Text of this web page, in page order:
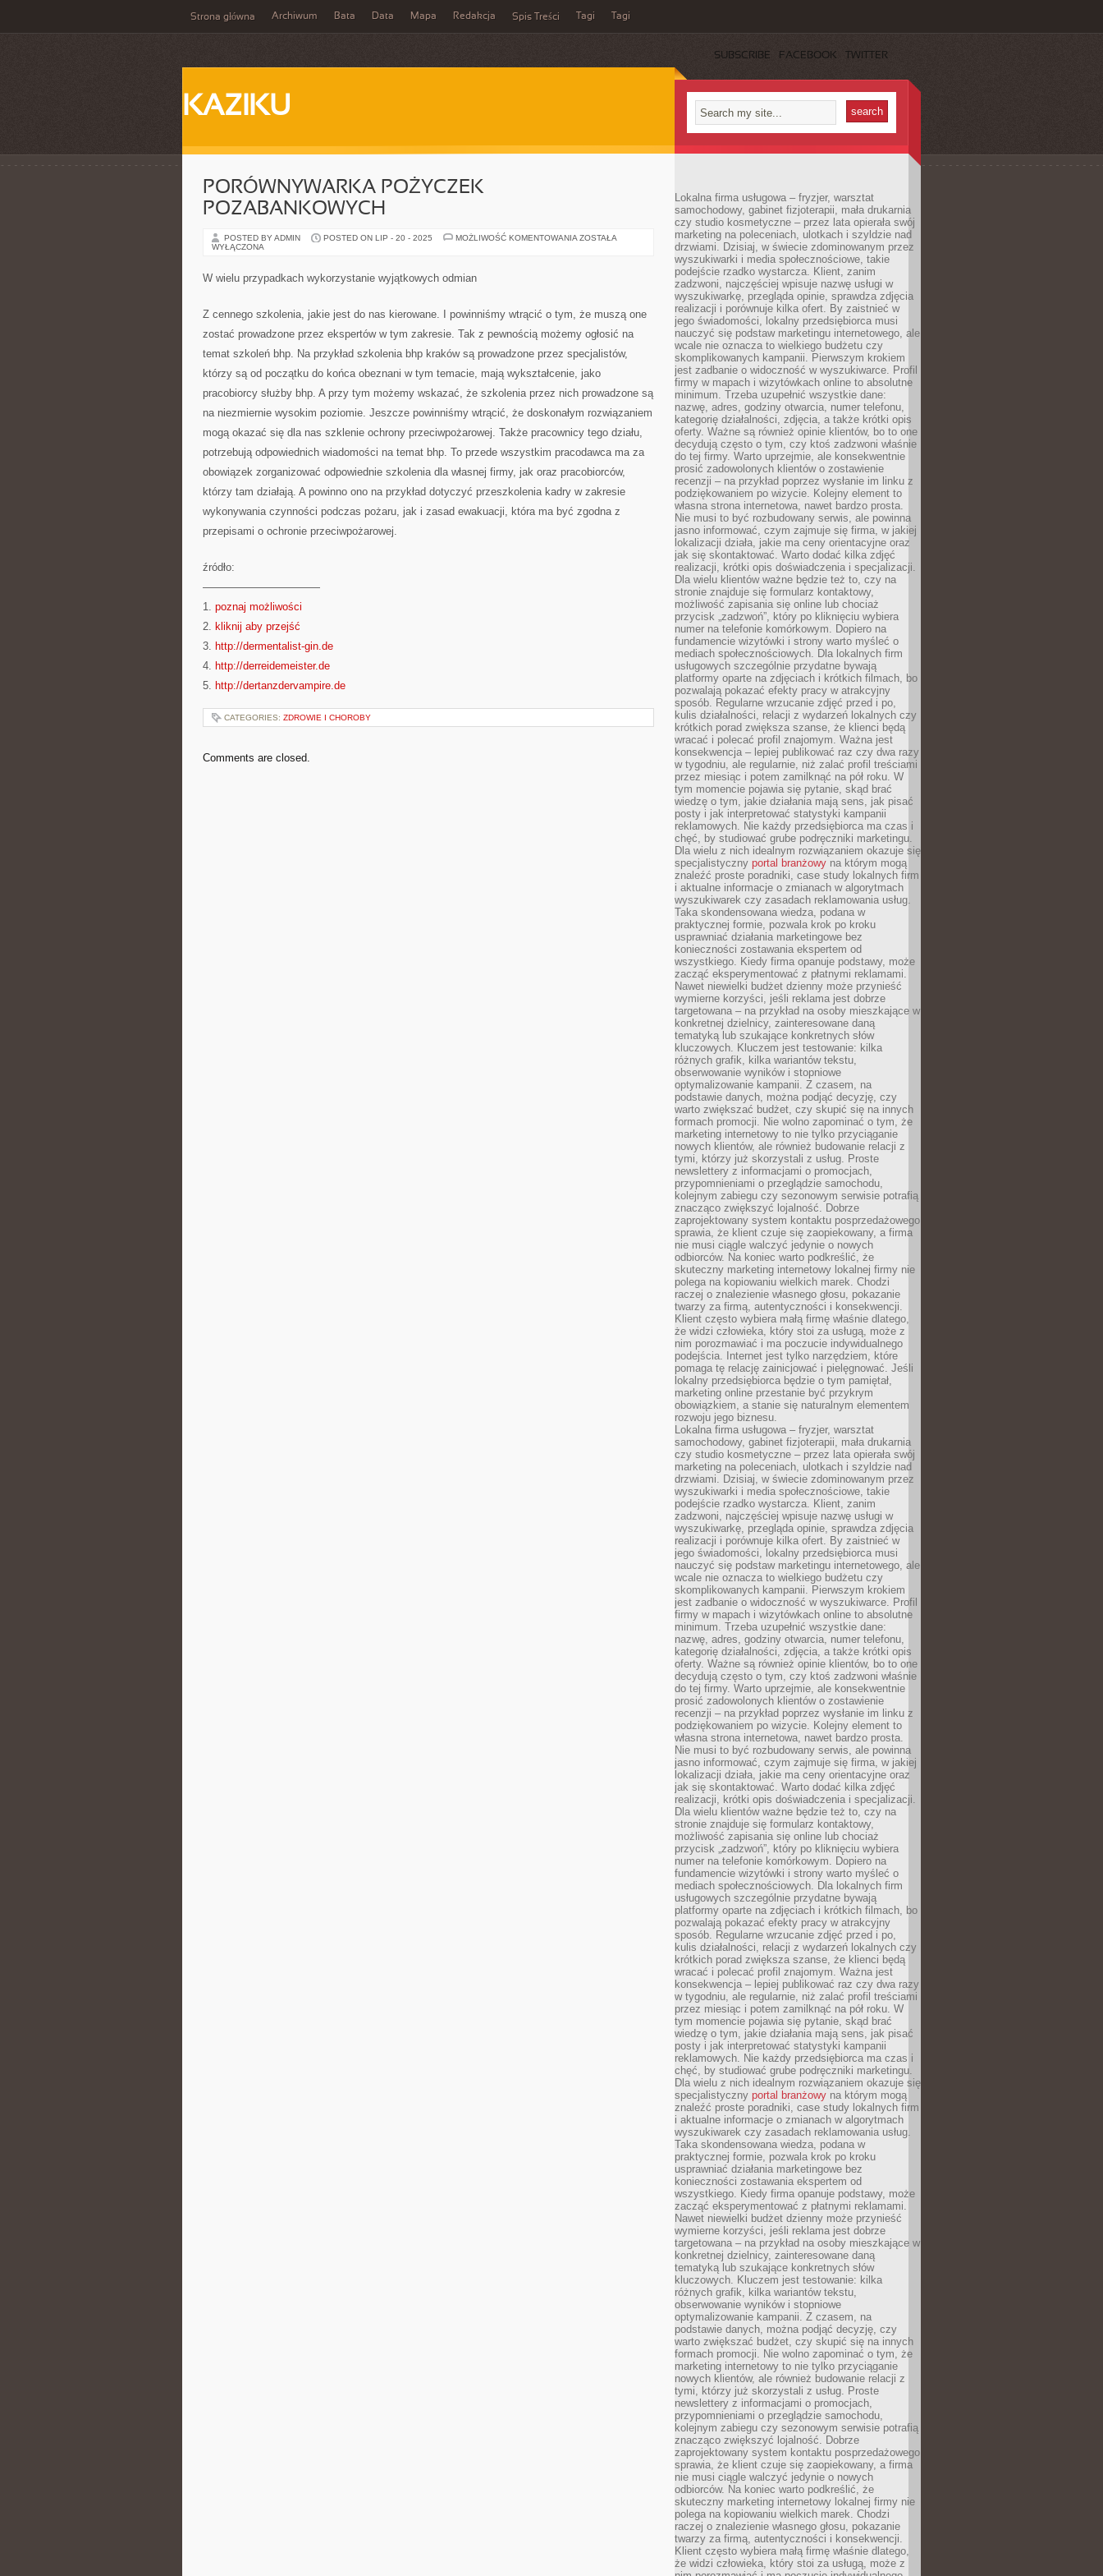
Strona główna Archiwum Bata Data Mapa Redakcja Spis Treści Tagi Tagi
SUBSCRIBE FACEBOOK TWITTER
KAZIKU
PORÓWNYWARKA POŻYCZEK
POZABANKOWYCH
POSTED BY ADMIN POSTED ON LIP - 20 - 2025 MOŻLIWOŚĆ KOMENTOWANIA PORÓWNYWARKA
ZOSTAŁA
WYŁĄCZONA
W wielu przypadkach wykorzystanie wyjątkowych odmian
Z cennego szkolenia, jakie jest do nas kierowane. I powinniśmy wtrącić o tym, że muszą one
zostać prowadzone przez ekspertów w tym zakresie. Tak z pewnością możemy ogłosić na
temat szkoleń bhp. Na przykład szkolenia bhp kraków są prowadzone przez specjalistów,
którzy są od początku do końca obeznani w tym temacie, mają wykształcenie, jako
pracobiorcy służby bhp. A przy tym możemy wskazać, że szkolenia przez nich prowadzone są
na niezmiernie wysokim poziomie. Jeszcze powinniśmy wtrącić, że doskonałym rozwiązaniem
mogą okazać się dla nas szklenie ochrony przeciwpożarowej. Także pracownicy tego działu,
potrzebują odpowiednich wiadomości na temat bhp. To przede wszystkim pracodawca ma za
obowiązek zorganizować odpowiednie szkolenia dla własnej firmy, jak oraz pracobiorców,
którzy tam działają. A powinno ono na przykład dotyczyć przeszkolenia kadry w zakresie
wykonywania czynności podczas pożaru, jak i zasad ewakuacji, która ma być zgodna z
przepisami o ochronie przeciwpożarowej.
źródło:
———————————
1. poznaj możliwości
2. kliknij aby przejść
3. http://dermentalist-gin.de
4. http://derreidemeister.de
5. http://dertanzdervampire.de
CATEGORIES: ZDROWIE I CHOROBY
Comments are closed.
Lokalna firma usługowa – fryzjer, warsztat
samochodowy, gabinet fizjoterapii, mała drukarnia
czy studio kosmetyczne – przez lata opierała swój
marketing na poleceniach, ulotkach i szyldzie nad
drzwiami. Dzisiaj, w świecie zdominowanym przez
wyszukiwarki i media społecznościowe, takie
podejście rzadko wystarcza. Klient, zanim
zadzwoni, najczęściej wpisuje nazwę usługi w
wyszukiwarkę, przegląda opinie, sprawdza zdjęcia
realizacji i porównuje kilka ofert. By zaistnieć w
jego świadomości, lokalny przedsiębiorca musi
nauczyć się podstaw marketingu internetowego, ale
wcale nie oznacza to wielkiego budżetu czy
skomplikowanych kampanii. Pierwszym krokiem
jest zadbanie o widoczność w wyszukiwarce. Profil
firmy w mapach i wizytówkach online to absolutne
minimum. Trzeba uzupełnić wszystkie dane:
nazwę, adres, godziny otwarcia, numer telefonu,
kategorię działalności, zdjęcia, a także krótki opis
oferty. Ważne są również opinie klientów, bo to one
decydują często o tym, czy ktoś zadzwoni właśnie
do tej firmy. Warto uprzejmie, ale konsekwentnie
prosić zadowolonych klientów o zostawienie
recenzji – na przykład poprzez wysłanie im linku z
podziękowaniem po wizycie. Kolejny element to
własna strona internetowa, nawet bardzo prosta.
Nie musi to być rozbudowany serwis, ale powinna
jasno informować, czym zajmuje się firma, w jakiej
lokalizacji działa, jakie ma ceny orientacyjne oraz
jak się skontaktować. Warto dodać kilka zdjęć
realizacji, krótki opis doświadczenia i specjalizacji.
Dla wielu klientów ważne będzie też to, czy na
stronie znajduje się formularz kontaktowy,
możliwość zapisania się online lub chociaż
przycisk „zadzwoń”, który po kliknięciu wybiera
numer na telefonie komórkowym. Dopiero na
fundamencie wizytówki i strony warto myśleć o
mediach społecznościowych. Dla lokalnych firm
usługowych szczególnie przydatne bywają
platformy oparte na zdjęciach i krótkich filmach, bo
pozwalają pokazać efekty pracy w atrakcyjny
sposób. Regularne wrzucanie zdjęć przed i po,
kulis działalności, relacji z wydarzeń lokalnych czy
krótkich porad zwiększa szanse, że klienci będą
wracać i polecać profil znajomym. Ważna jest
konsekwencja – lepiej publikować raz czy dwa razy
w tygodniu, ale regularnie, niż zalać profil treściami
przez miesiąc i potem zamilknąć na pół roku. W
tym momencie pojawia się pytanie, skąd brać
wiedzę o tym, jakie działania mają sens, jak pisać
posty i jak interpretować statystyki kampanii
reklamowych. Nie każdy przedsiębiorca ma czas i
chęć, by studiować grube podręczniki marketingu.
Dla wielu z nich idealnym rozwiązaniem okazuje się
specjalistyczny portal branżowy na którym mogą
znaleźć proste poradniki, case study lokalnych firm
i aktualne informacje o zmianach w algorytmach
wyszukiwarek czy zasadach reklamowania usług.
Taka skondensowana wiedza, podana w
praktycznej formie, pozwala krok po kroku
usprawniać działania marketingowe bez
konieczności zostawania ekspertem od
wszystkiego. Kiedy firma opanuje podstawy, może
zacząć eksperymentować z płatnymi reklamami.
Nawet niewielki budżet dzienny może przynieść
wymierne korzyści, jeśli reklama jest dobrze
targetowana – na przykład na osoby mieszkające w
konkretnej dzielnicy, zainteresowane daną
tematyką lub szukające konkretnych słów
kluczowych. Kluczem jest testowanie: kilka
różnych grafik, kilka wariantów tekstu,
obserwowanie wyników i stopniowe
optymalizowanie kampanii. Z czasem, na
podstawie danych, można podjąć decyzję, czy
warto zwiększać budżet, czy skupić się na innych
formach promocji. Nie wolno zapominać o tym, że
marketing internetowy to nie tylko przyciąganie
nowych klientów, ale również budowanie relacji z
tymi, którzy już skorzystali z usług. Proste
newslettery z informacjami o promocjach,
przypomnieniami o przeglądzie samochodu,
kolejnym zabiegu czy sezonowym serwisie potrafią
znacząco zwiększyć lojalność. Dobrze
zaprojektowany system kontaktu posprzedażowego
sprawia, że klient czuje się zaopiekowany, a firma
nie musi ciągle walczyć jedynie o nowych
odbiorców. Na koniec warto podkreślić, że
skuteczny marketing internetowy lokalnej firmy nie
polega na kopiowaniu wielkich marek. Chodzi
raczej o znalezienie własnego głosu, pokazanie
twarzy za firmą, autentyczności i konsekwencji.
Klient często wybiera małą firmę właśnie dlatego,
że widzi człowieka, który stoi za usługą, może z
nim porozmawiać i ma poczucie indywidualnego
podejścia. Internet jest tylko narzędziem, które
pomaga tę relację zainicjować i pielęgnować. Jeśli
lokalny przedsiębiorca będzie o tym pamiętał,
marketing online przestanie być przykrym
obowiązkiem, a stanie się naturalnym elementem
rozwoju jego biznesu.
Lokalna firma usługowa – fryzjer, warsztat
samochodowy, gabinet fizjoterapii, mała drukarnia
czy studio kosmetyczne – przez lata opierała swój
marketing na poleceniach, ulotkach i szyldzie nad
drzwiami. Dzisiaj, w świecie zdominowanym przez
wyszukiwarki i media społecznościowe, takie
podejście rzadko wystarcza. Klient, zanim
zadzwoni, najczęściej wpisuje nazwę usługi w
wyszukiwarkę, przegląda opinie, sprawdza zdjęcia
realizacji i porównuje kilka ofert. By zaistnieć w
jego świadomości, lokalny przedsiębiorca musi
nauczyć się podstaw marketingu internetowego, ale
wcale nie oznacza to wielkiego budżetu czy
skomplikowanych kampanii. Pierwszym krokiem
jest zadbanie o widoczność w wyszukiwarce. Profil
firmy w mapach i wizytówkach online to absolutne
minimum. Trzeba uzupełnić wszystkie dane:
nazwę, adres, godziny otwarcia, numer telefonu,
kategorię działalności, zdjęcia, a także krótki opis
oferty. Ważne są również opinie klientów, bo to one
decydują często o tym, czy ktoś zadzwoni właśnie
do tej firmy. Warto uprzejmie, ale konsekwentnie
prosić zadowolonych klientów o zostawienie
recenzji – na przykład poprzez wysłanie im linku z
podziękowaniem po wizycie. Kolejny element to
własna strona internetowa, nawet bardzo prosta.
Nie musi to być rozbudowany serwis, ale powinna
jasno informować, czym zajmuje się firma, w jakiej
lokalizacji działa, jakie ma ceny orientacyjne oraz
jak się skontaktować. Warto dodać kilka zdjęć
realizacji, krótki opis doświadczenia i specjalizacji.
Dla wielu klientów ważne będzie też to, czy na
stronie znajduje się formularz kontaktowy,
możliwość zapisania się online lub chociaż
przycisk „zadzwoń”, który po kliknięciu wybiera
numer na telefonie komórkowym. Dopiero na
fundamencie wizytówki i strony warto myśleć o
mediach społecznościowych. Dla lokalnych firm
usługowych szczególnie przydatne bywają
platformy oparte na zdjęciach i krótkich filmach, bo
pozwalają pokazać efekty pracy w atrakcyjny
sposób. Regularne wrzucanie zdjęć przed i po,
kulis działalności, relacji z wydarzeń lokalnych czy
krótkich porad zwiększa szanse, że klienci będą
wracać i polecać profil znajomym. Ważna jest
konsekwencja – lepiej publikować raz czy dwa razy
w tygodniu, ale regularnie, niż zalać profil treściami
przez miesiąc i potem zamilknąć na pół roku. W
tym momencie pojawia się pytanie, skąd brać
wiedzę o tym, jakie działania mają sens, jak pisać
posty i jak interpretować statystyki kampanii
reklamowych. Nie każdy przedsiębiorca ma czas i
chęć, by studiować grube podręczniki marketingu.
Dla wielu z nich idealnym rozwiązaniem okazuje się
specjalistyczny portal branżowy na którym mogą
znaleźć proste poradniki, case study lokalnych firm
i aktualne informacje o zmianach w algorytmach
wyszukiwarek czy zasadach reklamowania usług.
Taka skondensowana wiedza, podana w
praktycznej formie, pozwala krok po kroku
usprawniać działania marketingowe bez
konieczności zostawania ekspertem od
wszystkiego. Kiedy firma opanuje podstawy, może
zacząć eksperymentować z płatnymi reklamami.
Nawet niewielki budżet dzienny może przynieść
wymierne korzyści, jeśli reklama jest dobrze
targetowana – na przykład na osoby mieszkające w
konkretnej dzielnicy, zainteresowane daną
tematyką lub szukające konkretnych słów
kluczowych. Kluczem jest testowanie: kilka
różnych grafik, kilka wariantów tekstu,
obserwowanie wyników i stopniowe
optymalizowanie kampanii. Z czasem, na
podstawie danych, można podjąć decyzję, czy
warto zwiększać budżet, czy skupić się na innych
formach promocji. Nie wolno zapominać o tym, że
marketing internetowy to nie tylko przyciąganie
nowych klientów, ale również budowanie relacji z
tymi, którzy już skorzystali z usług. Proste
newslettery z informacjami o promocjach,
przypomnieniami o przeglądzie samochodu,
kolejnym zabiegu czy sezonowym serwisie potrafią
znacząco zwiększyć lojalność. Dobrze
zaprojektowany system kontaktu posprzedażowego
sprawia, że klient czuje się zaopiekowany, a firma
nie musi ciągle walczyć jedynie o nowych
odbiorców. Na koniec warto podkreślić, że
skuteczny marketing internetowy lokalnej firmy nie
polega na kopiowaniu wielkich marek. Chodzi
raczej o znalezienie własnego głosu, pokazanie
twarzy za firmą, autentyczności i konsekwencji.
Klient często wybiera małą firmę właśnie dlatego,
że widzi człowieka, który stoi za usługą, może z